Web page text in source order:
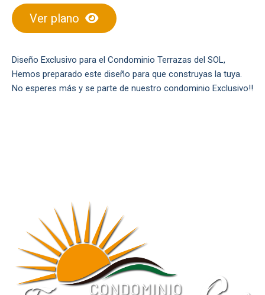
Ver plano
Diseño Exclusivo para el Condominio Terrazas del SOL,
Hemos preparado este diseño para que construyas la tuya.
No esperes más y se parte de nuestro condominio Exclusivo!!